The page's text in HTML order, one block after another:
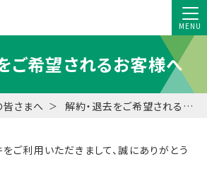
MENU
ご希望されるお客様へ
さまへ 解約・退去をご希望されるお客様へ
ご利用いただきまして、誠にありがとう